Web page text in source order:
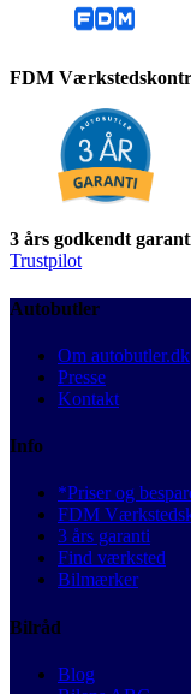
FDM
3 års godkendt
Trustpilot
Autobutler
Om autobutler.dk
Presse
Kontakt
Info
*Priser og
FDM
3 års garanti
Find værksted
Bilmærker
Bilråd
Blog